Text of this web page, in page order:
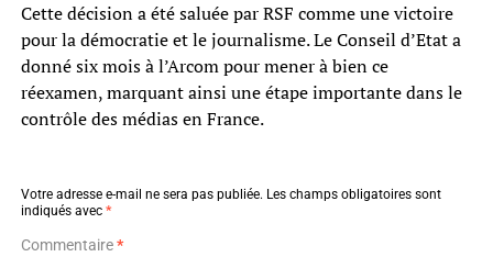
Cette décision a été saluée par RSF comme une victoire
pour la démocratie et le journalisme. Le Conseil d’Etat a
donné six mois à l’Arcom pour mener à bien ce
réexamen, marquant ainsi une étape importante dans le
contrôle des médias en France.
Votre adresse e-mail ne sera pas publiée. Les champs obligatoires sont
indiqués avec *
Commentaire*